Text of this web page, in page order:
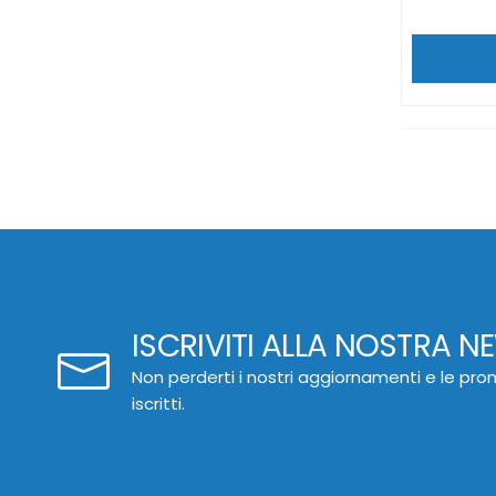
ISCRIVITI ALLA NOSTRA
Non perderti i nostri aggiornamenti e le
iscritti.